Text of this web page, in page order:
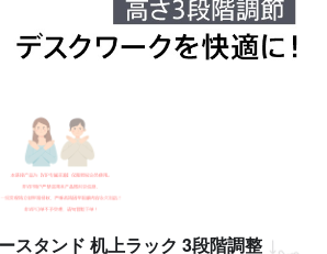
スタンド 机上ラック 3段階調整